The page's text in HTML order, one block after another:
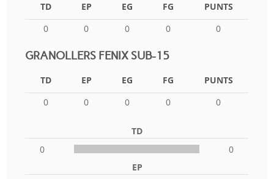
TD EP EG FG
PUNTS
0
0 0 0 0
GRANOLLERS FENIX SUB-15
TD EP EG FG
PUNTS
0
0 0 0 0
TD
0
0
EP